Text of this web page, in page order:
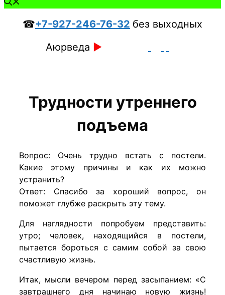
☎+7-927-246-76-32 без выходных
Аюрведа ►
Трудности утреннего
подъема
Вопрос: Очень трудно встать с постели.
Какие этому причины и как их можно
устранить?
Ответ: Спасибо за хороший вопрос, он
поможет глубже раскрыть эту тему.
Для наглядности попробуем представить:
утро; человек, находящийся в постели,
пытается бороться с самим собой за свою
счастливую жизнь.
Итак, мысли вечером перед засыпанием: «С
завтрашнего дня начинаю новую жизнь!